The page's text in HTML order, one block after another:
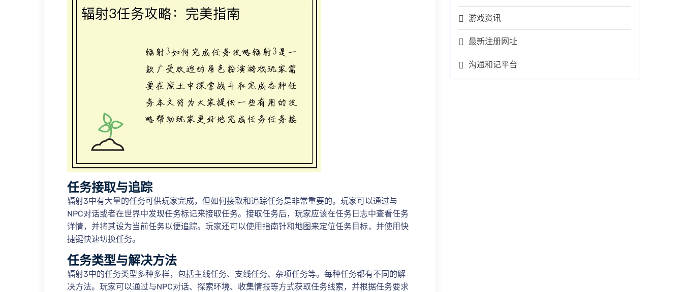
任务接取与追踪
辐射3中有大量的任务可供玩家完成，但如何接取和追踪任务是非常重要的。玩家可以通过与
NPC对话或者在世界中发现任务标记来接取任务。接取任务后，玩家应该在任务日志中查看任务
详情，并将其设为当前任务以便追踪。玩家还可以使用指南针和地图来定位任务目标，并使用快
捷键快速切换任务。
任务类型与解决方法
辐射3中的任务类型多种多样，包括主线任务、支线任务、杂项任务等。每种任务都有不同的解
决方法。玩家可以通过与NPC对话、探索环境、收集情报等方式获取任务线索，并根据任务要求
游戏资讯
最新注册网址
沟通和记平台